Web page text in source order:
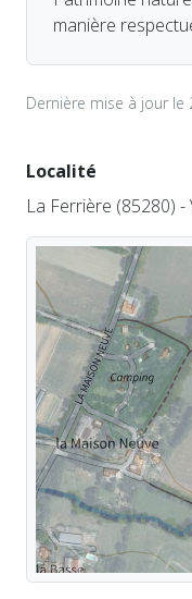
manière
Dernière mise à jour le
Localité
La Ferrière (85280)